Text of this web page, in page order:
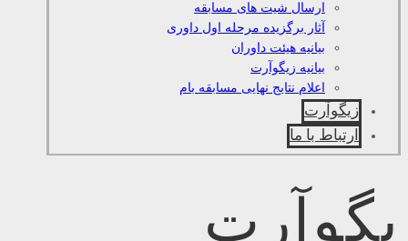
ارسال شیت های مسابقه
آثار برگزیده مرحله اول داوری
بیانیه هیئت داوران
بیانیه زیگوآرت
اعلام نتایج نهایی مسابقه بام
زیگوآرت
ارتباط با ما